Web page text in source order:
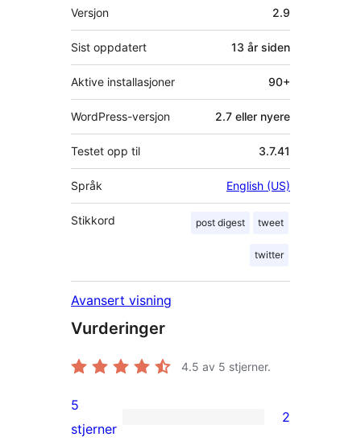
Meta
Versjon 2.9
Sist oppdatert 13 år siden
Aktive installasjoner 90+
WordPress-versjon 2.7 eller nyere
Testet opp til 3.7.41
Språk English (US)
Stikkord post digest tweet
twitter
Avansert visning
Vurderinger
4.5 av 5 stjerner.
2
5
stjerner
2